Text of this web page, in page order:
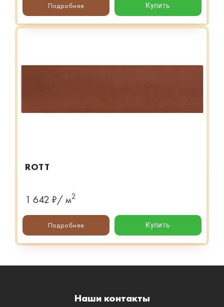
Подробнее Купить
ROTT
1 642 ₽/ м2
Подробнее Купить
Наши контакты